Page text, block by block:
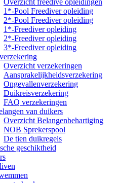
Overzicht freedive opleidingen
1*-Pool Freediver opleiding
2*-Pool Freediver opleiding
1*-Freediver opleiding
2*-Freediver opleiding
3*-Freediver opleiding
Overzicht verzekeringen
Aansprakelijkheidsverzekering
Ongevallenverzekering
Duikreisverzekering
FAQ verzekeringen
van duikers
Overzicht Belangenbehartiging
NOB Sprekerspool
De tien duikregels
geschiktheid